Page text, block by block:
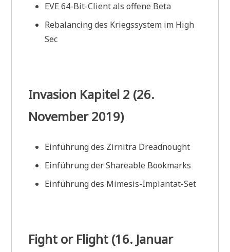
EVE 64-Bit-Client als offene Beta
Rebalancing des Kriegssystem im High
Sec
Invasion Kapitel 2 (26.
November 2019)
Einführung des Zirnitra Dreadnought
Einführung der Shareable Bookmarks
Einführung des Mimesis-Implantat-Set
Fight or Flight (16. Januar